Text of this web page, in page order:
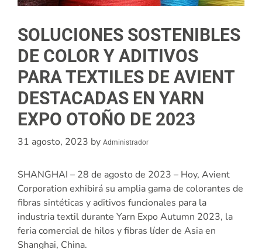
SOLUCIONES SOSTENIBLES
DE COLOR Y ADITIVOS
PARA TEXTILES DE AVIENT
DESTACADAS EN YARN
EXPO OTOÑO DE 2023
31 agosto, 2023 by Administrador
SHANGHAI – 28 de agosto de 2023 – Hoy, Avient
Corporation exhibirá su amplia gama de colorantes de
fibras sintéticas y aditivos funcionales para la
industria textil durante Yarn Expo Autumn 2023, la
feria comercial de hilos y fibras líder de Asia en
Shanghai, China.